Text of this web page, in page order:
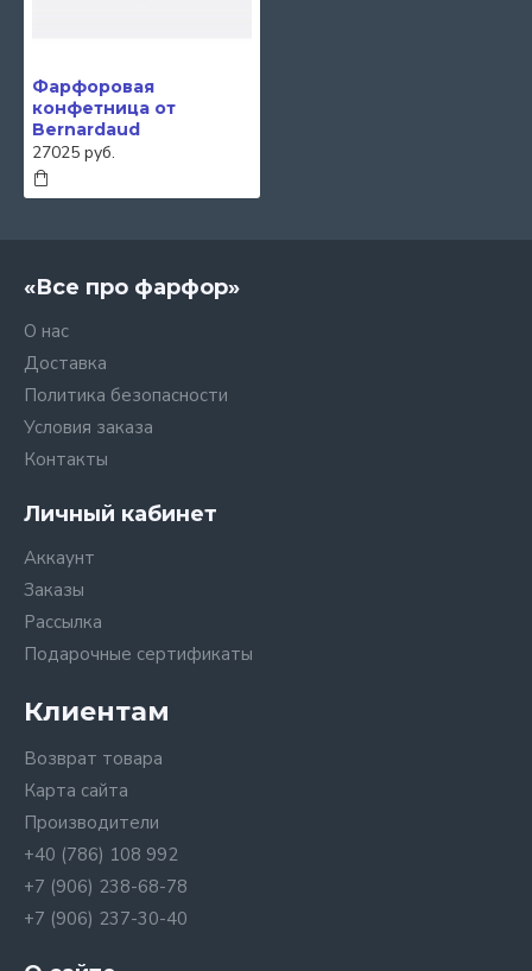
Фарфоровая
конфетница от
Bernardaud
27025 руб.
«Все про фарфор»
О нас
Доставка
Политика безопасности
Условия заказа
Контакты
Личный кабинет
Аккаунт
Заказы
Рассылка
Подарочные сертификаты
Клиентам
Возврат товара
Карта сайта
Производители
+40 (786) 108 992
+7 (906) 238-68-78
+7 (906) 237-30-40